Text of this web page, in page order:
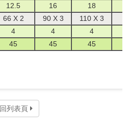
12.5 16 18
66 X 2 90 X 3 110 X 3
4 4
4
45 45 45
回列表頁